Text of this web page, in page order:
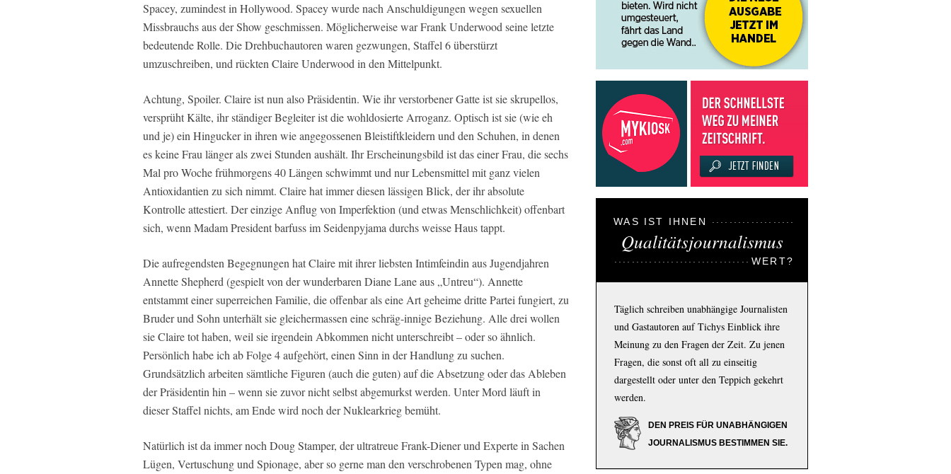
Spacey, zumindest in Hollywood. Spacey wurde nach Anschuldigungen wegen sexuellen
Missbrauchs aus der Show geschmissen. Möglicherweise war Frank Underwood seine letzte
bedeutende Rolle. Die Drehbuchautoren waren gezwungen, Staffel 6 überstürzt
umzuschreiben, und rückten Claire Underwood in den Mittelpunkt.
Achtung, Spoiler. Claire ist nun also Präsidentin. Wie ihr verstorbener Gatte ist sie skrupellos,
versprüht Kälte, ihr ständiger Begleiter ist die wohldosierte Arroganz. Optisch ist sie (wie eh
und je) ein Hingucker in ihren wie angegossenen Bleistiftkleidern und den Schuhen, in denen
es keine Frau länger als zwei Stunden aushält. Ihr Erscheinungsbild ist das einer Frau, die sechs
Mal pro Woche frühmorgens 40 Längen schwimmt und nur Lebensmittel mit ganz vielen
Antioxidantien zu sich nimmt. Claire hat immer diesen lässigen Blick, der ihr absolute
Kontrolle attestiert. Der einzige Anflug von Imperfektion (und etwas Menschlichkeit) offenbart
sich, wenn Madam President barfuss im Seidenpyjama durchs weisse Haus tappt.
Die aufregendsten Begegnungen hat Claire mit ihrer liebsten Intimfeindin aus Jugendjahren
Annette Shepherd (gespielt von der wunderbaren Diane Lane aus „Untreu“). Annette
entstammt einer superreichen Familie, die offenbar als eine Art geheime dritte Partei fungiert, zu
Bruder und Sohn unterhält sie gleichermassen eine schräg-innige Beziehung. Alle drei wollen
sie Claire tot haben, weil sie irgendein Abkommen nicht unterschreibt – oder so ähnlich.
Persönlich habe ich ab Folge 4 aufgehört, einen Sinn in der Handlung zu suchen.
Grundsätzlich arbeiten sämtliche Figuren (auch die guten) auf die Absetzung oder das Ableben
der Präsidentin hin – wenn sie zuvor nicht selbst abgemurkst werden. Unter Mord läuft in
dieser Staffel nichts, am Ende wird noch der Nuklearkrieg bemüht.
Natürlich ist da immer noch Doug Stamper, der ultratreue Frank-Diener und Experte in Sachen
Lügen, Vertuschung und Spionage, aber so gerne man den verschrobenen Typen mag, ohne
WAS IST IHNEN
Qualitätsjournalismus
WERT?
Täglich schreiben unabhängige Journalisten
und Gastautoren auf Tichys Einblick ihre
Meinung zu den Fragen der Zeit. Zu jenen
Fragen, die sonst oft all zu einseitig
dargestellt oder unter den Teppich gekehrt
werden.
DEN PREIS FÜR UNABHÄNGIGEN
JOURNALISMUS BESTIMMEN SIE.